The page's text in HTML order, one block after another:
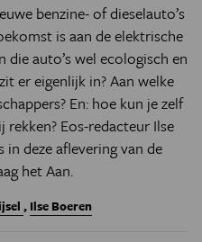
benzine- of dieselauto’s
is aan de elektrische
auto’s wel ecologisch en
er eigenlijk in? Aan welke
En: hoe kun je zelf
Eos-redacteur Ilse
deze aflevering van de
het Aan.
, Ilse Boeren